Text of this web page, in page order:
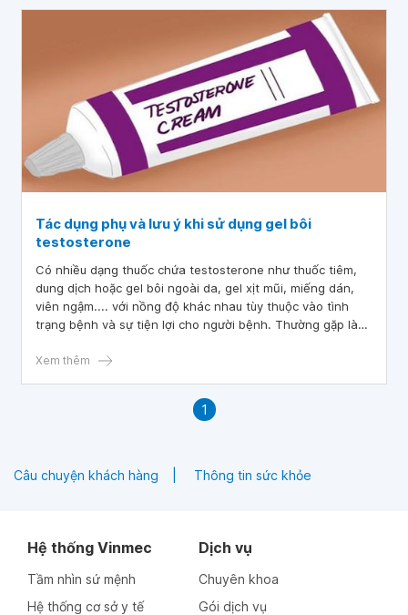
Tác dụng phụ và lưu ý khi sử dụng gel bôi
testosterone
Có nhiều dạng thuốc chứa testosterone như thuốc tiêm,
dung dịch hoặc gel bôi ngoài da, gel xịt mũi, miếng dán,
viên ngậm.... với nồng độ khác nhau tùy thuộc vào tình
trạng bệnh và sự tiện lợi cho người bệnh. Thường gặp là
sung thay thế hormone ở người bệnh giảm chức năng sinh
Xem thêm
1
Câu chuyện khách hàng Thông tin sức khỏe
Hệ thống Vinmec
Tầm nhìn sứ mệnh
Hệ thống cơ sở y tế
Dịch vụ
Chuyên khoa
Gói dịch vụ